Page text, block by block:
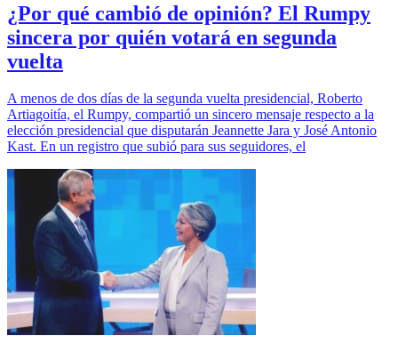
¿Por qué cambió de opinión? El Rumpy
sincera por quién votará en segunda
vuelta
A menos de dos días de la segunda vuelta presidencial, Roberto
Artiagoitía, el Rumpy, compartió un sincero mensaje respecto a la
elección presidencial que disputarán Jeannette Jara y José Antonio
Kast. En un registro que subió para sus seguidores, el